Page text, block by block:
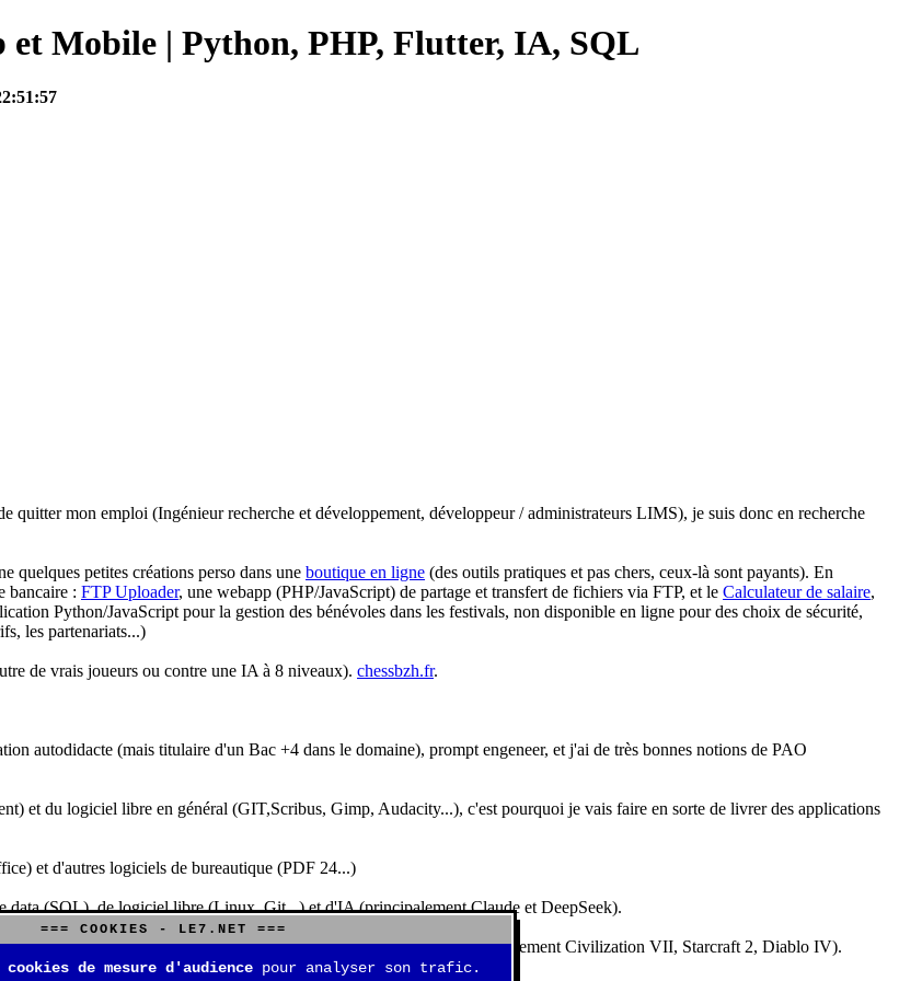
Mobile | Python, PHP, Flutter, IA, SQL
quitter mon emploi (Ingénieur recherche et développement, développeur / administrateurs LIMS), je suis donc en recherche
quelques petites créations perso dans une boutique en ligne (des outils pratiques et pas chers, ceux-là sont payants). En
bancaire : FTP Uploader, une webapp (PHP/JavaScript) de partage et transfert de fichiers via FTP, et le Calculateur de salaire,
Python/JavaScript pour la gestion des bénévoles dans les festivals, non disponible en ligne pour des choix de sécurité,
les partenariats...)
de vrais joueurs ou contre une IA à 8 niveaux). chessbzh.fr.
autodidacte (mais titulaire d'un Bac +4 dans le domaine), prompt engeneer, et j'ai de très bonnes notions de PAO
et du logiciel libre en général (GIT,Scribus, Gimp, Audacity...), c'est pourquoi je vais faire en sorte de livrer des applications
et d'autres logiciels de bureautique (PDF 24...)
data (SQL), de logiciel libre (Linux, Git...) et d'IA (principalement Claude et DeepSeek).
de stratégie (Echecs, Go, Quarto, Tock...) et aux jeux vidéos (essentiellement Civilization VII, Starcraft 2, Diablo IV).
=== COOKIES - LE7.NET ===
cookies de mesure d'audience pour analyser son trafic.